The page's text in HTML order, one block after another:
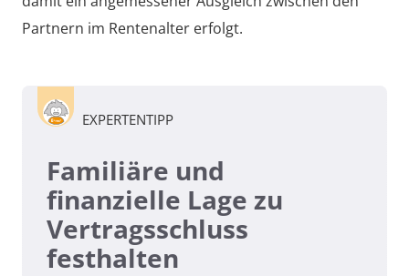
Partnern im Rentenalter erfolgt.
EXPERTENTIPP
Familiäre und
finanzielle Lage zu
Vertragsschluss
festhalten